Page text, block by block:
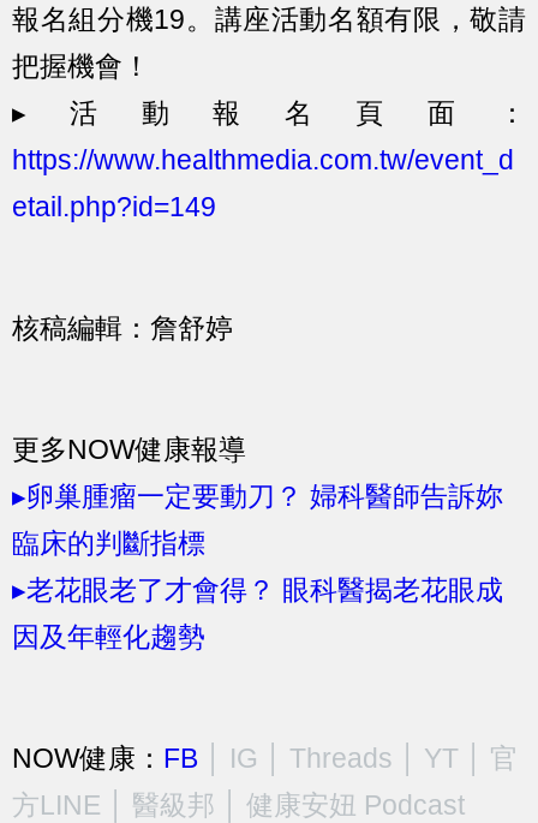
報名組分機19。講座活動名額有限，敬請
把握機會！
▸活動報名頁面：
https://www.healthmedia.com.tw/event_d
etail.php?id=149
核稿編輯：詹舒婷
更多NOW健康報導
▸卵巢腫瘤一定要動刀？ 婦科醫師告訴妳
臨床的判斷指標
▸老花眼老了才會得？ 眼科醫揭老花眼成
因及年輕化趨勢
NOW健康： FB│ IG Threads YT│ 官
方LINE
醫級邦
健康安妞 Podcast